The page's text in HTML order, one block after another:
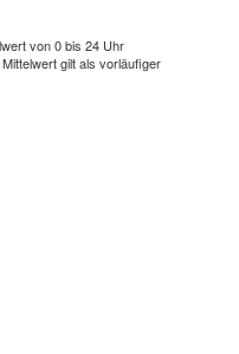
von 0 bis 24 Uhr
gilt als vorläufiger